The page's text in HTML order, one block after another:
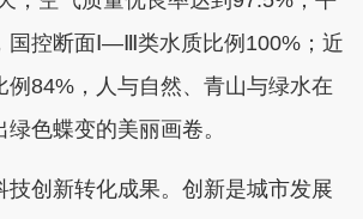
国控断面Ⅰ—Ⅲ类水质比例100%；近
例84%，人与自然、青山与绿水在
色蝶变的美丽画卷。
创新转化成果。创新是城市发展